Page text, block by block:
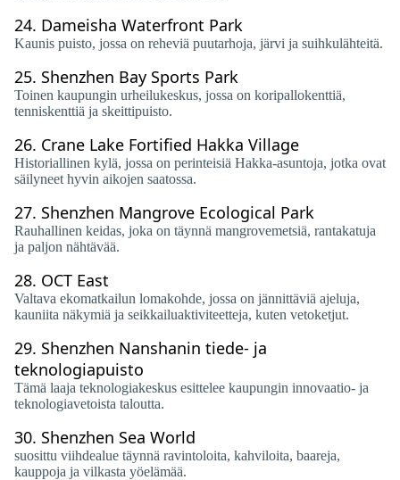
24. Dameisha Waterfront Park
Kaunis puisto, jossa on reheviä puutarhoja, järvi ja suihkulähteitä.
25. Shenzhen Bay Sports Park
Toinen kaupungin urheilukeskus, jossa on koripallokenttiä,
tenniskenttiä ja skeittipuisto.
26. Crane Lake Fortified Hakka Village
Historiallinen kylä, jossa on perinteisiä Hakka-asuntoja, jotka ovat
säilyneet hyvin aikojen saatossa.
27. Shenzhen Mangrove Ecological Park
Rauhallinen keidas, joka on täynnä mangrovemetsiä, rantakatuja
ja paljon nähtävää.
28. OCT East
Valtava ekomatkailun lomakohde, jossa on jännittäviä ajeluja,
kauniita näkymiä ja seikkailuaktiviteetteja, kuten vetoketjut.
29. Shenzhen Nanshanin tiede- ja
teknologiapuisto
Tämä laaja teknologiakeskus esittelee kaupungin innovaatio- ja
teknologiavetoista taloutta.
30. Shenzhen Sea World
suosittu viihdealue täynnä ravintoloita, kahviloita, baareja,
kauppoja ja vilkasta yöelämää.